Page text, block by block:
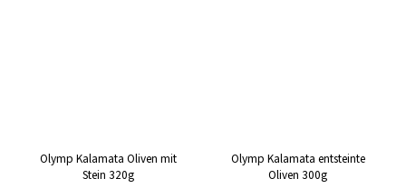
Olymp Kalamata Oliven mit
Stein 320g
Olymp Kalamata entsteinte
Oliven 300g